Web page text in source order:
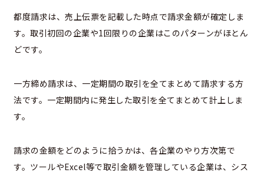
都度請求は、売上伝票を記載した時点で請求金額が確定しま
す。取引初回の企業や1回限りの企業はこのパターンがほとん
どです。
一方締め請求は、一定期間の取引を全てまとめて請求する方
法です。一定期間内に発生した取引を全てまとめて計上しま
す。
請求の金額をどのように拾うかは、各企業のやり方次第で
す。ツールやExcel等で取引金額を管理している企業は、シス